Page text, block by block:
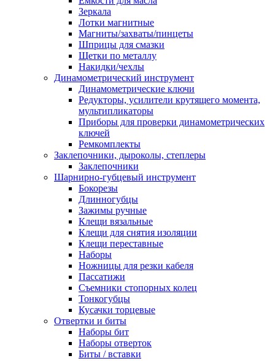
Зеркала
Лотки магнитные
Магниты/захваты/пинцеты
Шприцы для смазки
Щетки по металлу
Накидки/чехлы
Динамометрический инструмент
Динамометрические ключи
Редукторы, усилители крутящего момента,
мультипликаторы
Приборы для проверки динамометрических
ключей
Ремкомплекты
Заклепочники, дыроколы, степлеры
Заклепочники
Шарнирно-губцевый инструмент
Бокорезы
Длинногубцы
Зажимы ручные
Клещи вязальные
Клещи для снятия изоляции
Клещи переставные
Наборы
Ножницы для резки кабеля
Пассатижи
Съемники стопорных колец
Тонкогубцы
Кусачки торцевые
Отвертки и биты
Наборы бит
Наборы отверток
Биты / вставки